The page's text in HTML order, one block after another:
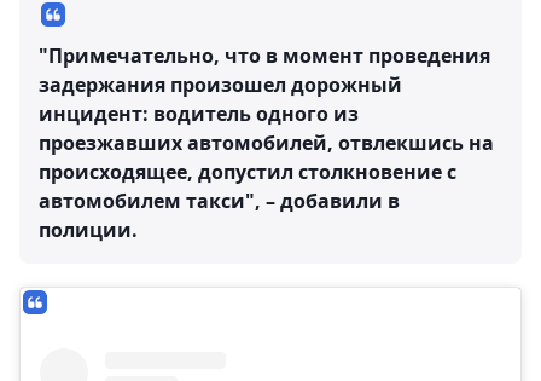
"Примечательно, что в момент проведения
задержания произошел дорожный
инцидент: водитель одного из
проезжавших автомобилей, отвлекшись на
происходящее, допустил столкновение с
автомобилем такси", – добавили в
полиции.